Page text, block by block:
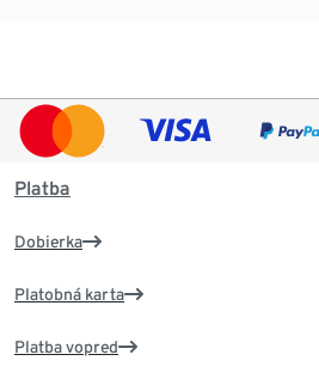
Platba
Dobierka
Platobná karta
Platba vopred